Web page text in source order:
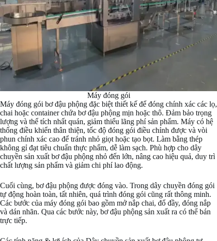
Máy đóng gói
Máy đóng gói bơ đậu phộng đặc biệt thiết kế để đóng chính xác các lọ,
chai hoặc container chứa bơ đậu phộng mịn hoặc thô. Đảm bảo trọng
lượng và thể tích nhất quán, giảm thiểu lãng phí sản phẩm. Máy có hệ
thống điều khiển thân thiện, tốc độ đóng gói điều chỉnh được và vòi
phun chính xác cao để tránh nhỏ giọt hoặc tạo bọt. Làm bằng thép
không gỉ đạt tiêu chuẩn thực phẩm, dễ làm sạch. Phù hợp cho dây
chuyền sản xuất bơ đậu phộng nhỏ đến lớn, nâng cao hiệu quả, duy trì
chất lượng sản phẩm và giảm chi phí lao động.
Cuối cùng, bơ đậu phộng được đóng vào. Trong dây chuyền đóng gói
tự động hoàn toàn, tất nhiên, quá trình đóng gói cũng rất thông minh.
Các bước của máy đóng gói bao gồm mở nắp chai, đổ đầy, đóng nắp
và dán nhãn. Qua các bước này, bơ đậu phộng sản xuất ra có thể bán
trực tiếp.